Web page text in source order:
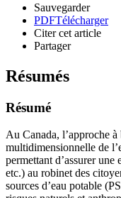
Sauvegarder
PDFTélécharger
Citer cet article
Partager
Résumés
Résumé
Au Canada, l’approche
multidimensionnelle de
permettant d’assurer
etc.) au robinet des
sources d’eau potable